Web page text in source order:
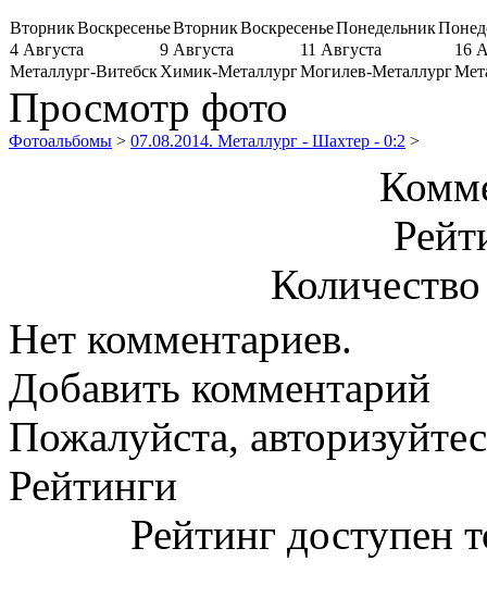
ВторникВоскресеньеВторникВоскресеньеПонедельник
4 Августа
9 Августа 11 Августа
16
Металлург-ВитебскХимик-МеталлургМогилев-Металлург
Просмотр фото
Фотоальбомы > 07.08.2014. Металлург - Шахтер - 0:2 >
Нет комментариев.
Добавить комментарий
Пожалуйста,
Рейтинги
Рейтинг доступен